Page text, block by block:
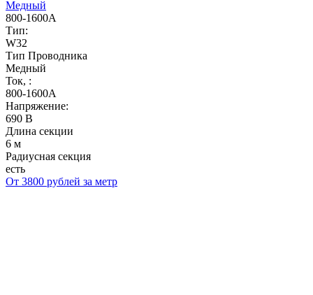
Медный
800-1600А
Тип:
W32
Тип Проводника
Медный
Ток, :
800-1600А
Напряжение:
690 В
Длина секции
6 м
Радиусная секция
есть
От 3800 рублей за метр